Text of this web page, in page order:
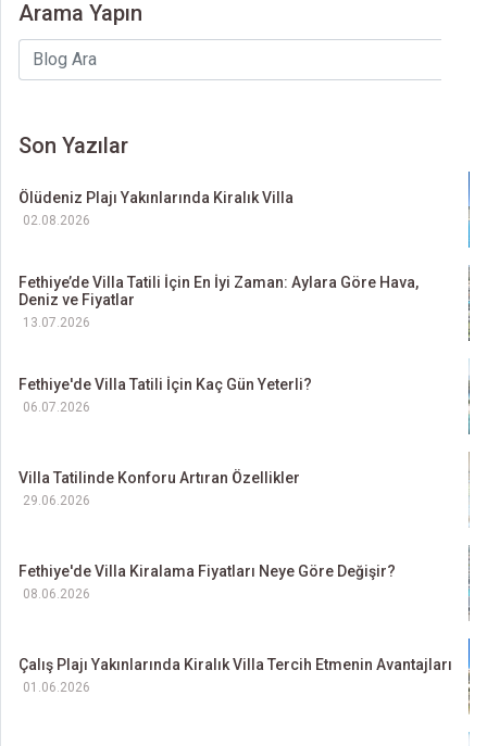
Arama Yapın
Son Yazılar
Ölüdeniz Plajı Yakınlarında Kiralık Villa
02.08.2026
Fethiye’de Villa Tatili İçin En İyi Zaman: Aylara Göre Hava,
Deniz ve Fiyatlar
13.07.2026
Fethiye'de Villa Tatili İçin Kaç Gün Yeterli?
06.07.2026
Villa Tatilinde Konforu Artıran Özellikler
29.06.2026
Fethiye'de Villa Kiralama Fiyatları Neye Göre Değişir?
08.06.2026
Çalış Plajı Yakınlarında Kiralık Villa Tercih Etmenin Avantajları
01.06.2026